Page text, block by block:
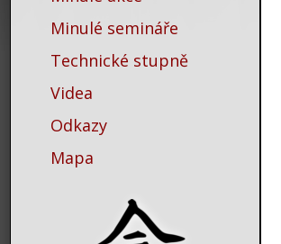
Minulé semináře
Technické stupně
Videa
Odkazy
Mapa